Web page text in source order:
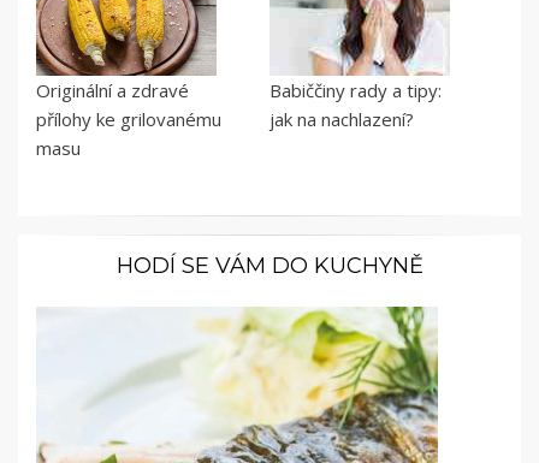
Originální a zdravé
přílohy ke grilovanému
masu
Babiččiny rady a tipy:
jak na nachlazení?
HODÍ SE VÁM DO KUCHYNĚ